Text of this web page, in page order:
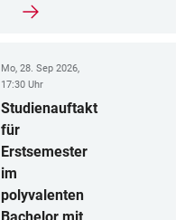
Mo, 28. Sep 2026,
17:30 Uhr
Studienauftakt
für
Erstsemester
im
polyvalenten